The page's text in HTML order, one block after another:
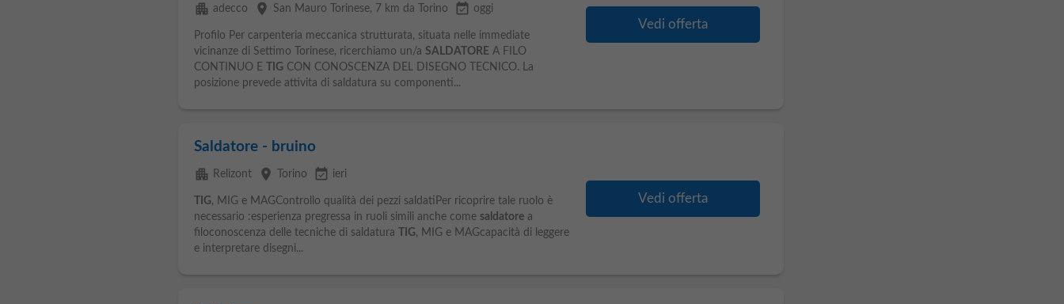
apartment adecco place San Mauro Torinese, 7 km da Torino event_available oggi
Profilo Per carpenteria meccanica strutturata, situata nelle immediate
vicinanze di Settimo Torinese, ricerchiamo un/a SALDATOREA FILO
CONTINUO E
TIG CON CONOSCENZA DEL DISEGNO TECNICO. La
posizione prevede attivita di saldatura su componenti...
Vedi offerta
Saldatore - bruino
apartment Relizont place Torino event_available ieri
TIG, MIG e MAGControllo qualità dei pezzi saldatiPer ricoprire tale ruolo è
necessario :esperienza pregressa in ruoli simili anche come saldatorea
filoconoscenza delle tecniche di saldatura
TIG, MIG e MAGcapacità di leggere
e interpretare disegni...
Vedi offerta